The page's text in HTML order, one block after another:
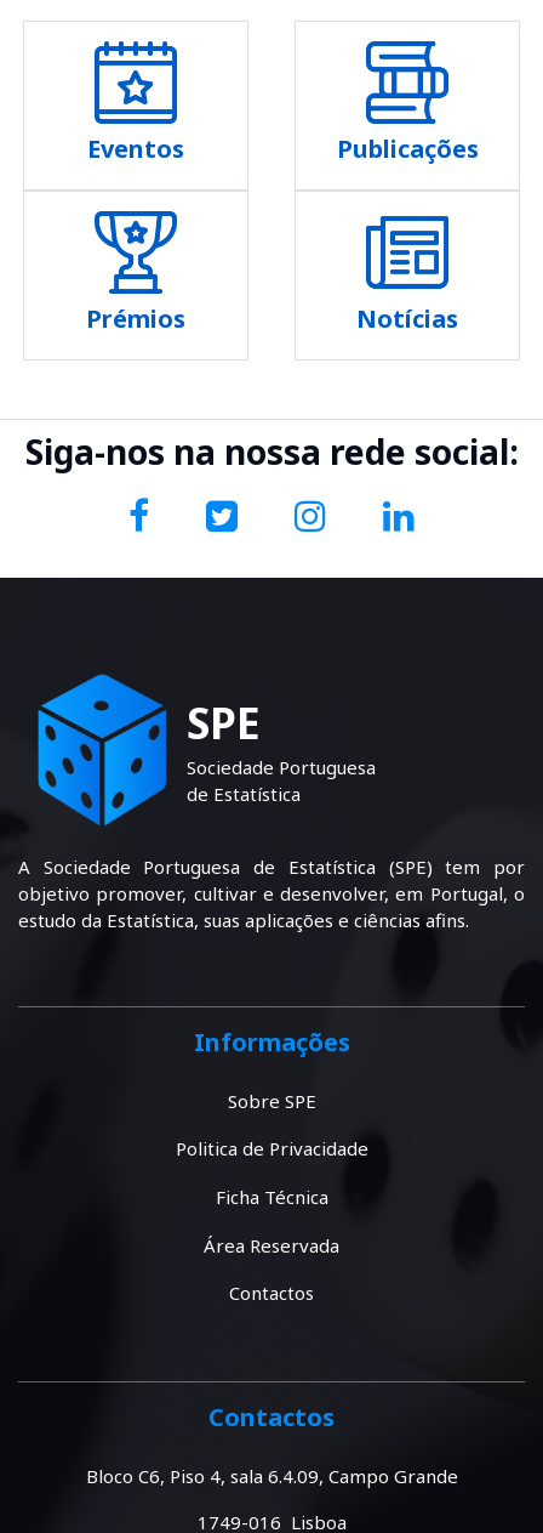
Eventos Publicações
Prémios Notícias
Siga-nos na nossa rede social:
SPE
Sociedade Portuguesa
de Estatística
A Sociedade Portuguesa de Estatística (SPE) tem por
objetivo promover, cultivar e desenvolver, em Portugal, o
estudo da Estatística, suas aplicações e ciências afins.
Informações
Sobre SPE
Politica de Privacidade
Ficha Técnica
Área Reservada
Contactos
Contactos
Bloco C6, Piso 4, sala 6.4.09, Campo Grande
1749-016 Lisboa